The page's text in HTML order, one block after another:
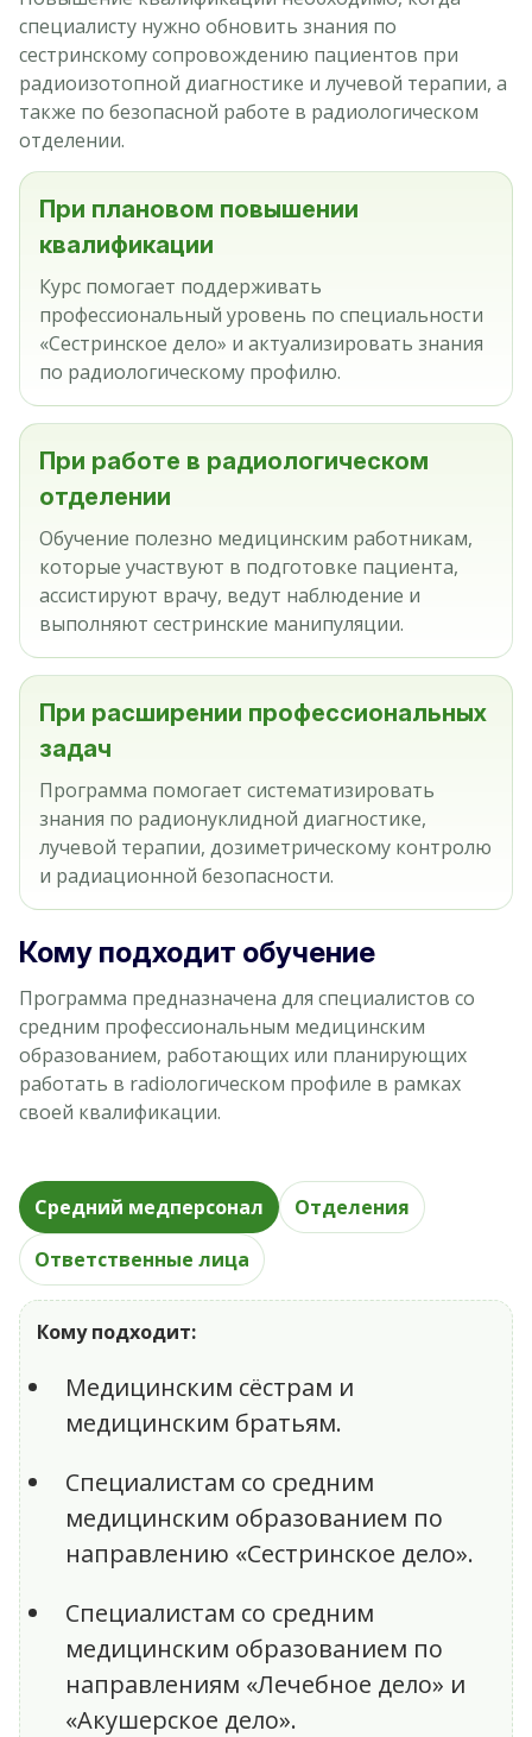
специалисту нужно обновить знания по
сестринскому сопровождению пациентов при
радиоизотопной диагностике и лучевой терапии, а
также по безопасной работе в радиологическом
отделении.
При плановом повышении
квалификации
Курс помогает поддерживать
профессиональный уровень по специальности
«Сестринское дело» и актуализировать знания
по радиологическому профилю.
При работе в радиологическом
отделении
Обучение полезно медицинским работникам,
которые участвуют в подготовке пациента,
ассистируют врачу, ведут наблюдение и
выполняют сестринские манипуляции.
При расширении профессиональных
задач
Программа помогает систематизировать
знания по радионуклидной диагностике,
лучевой терапии, дозиметрическому контролю
и радиационной безопасности.
Кому подходит обучение
Программа предназначена для специалистов со
средним профессиональным медицинским
образованием, работающих или планирующих
работать в radiологическом профиле в рамках
своей квалификации.
Средний медперсонал
Отделения
Ответственные лица
Кому подходит:
Медицинским сёстрам и
медицинским братьям.
Специалистам со средним
медицинским образованием по
направлению «Сестринское дело».
Специалистам со средним
медицинским образованием по
направлениям «Лечебное дело» и
«Акушерское дело».